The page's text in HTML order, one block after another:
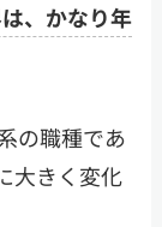
、かなり年
の職種であ
大きく変化